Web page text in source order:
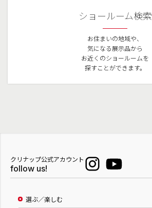
ショールーム検索
お住まいの地域や、
気になる展示品から
お近くのショールームを
探すことができます。
クリナップ公式アカウント
follow us!
選ぶ／楽しむ